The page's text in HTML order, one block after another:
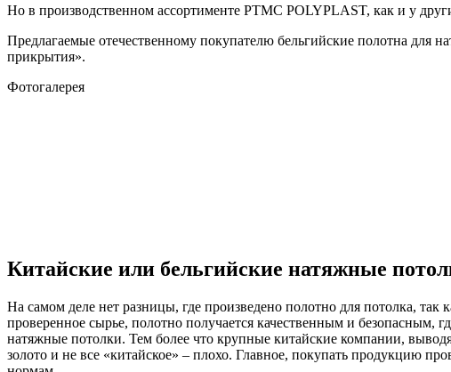
Но в производственном ассортименте PTMC POLYPLAST, как и у
Предлагаемые отечественному покупателю бельгийские полотна для
прикрытия».
Фотогалерея
Китайские или бельгийские натяжные
На самом деле нет разницы, где произведено полотно для потолка,
проверенное сырье, полотно получается качественным и безопасным,
натяжные потолки. Тем более что крупные китайские компании,
золото и не все «китайское» – плохо. Главное, покупать продукцию